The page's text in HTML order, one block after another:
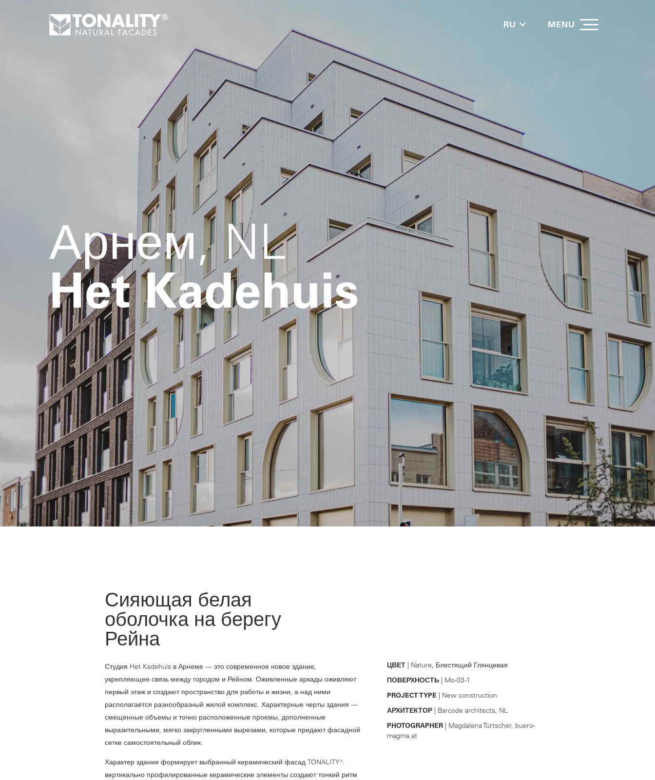
RU MENU
Арнем, NL
Het Kadehuis
Сияющая белая
оболочка на берегу
Рейна
Студия Het Kadehuis в Арнеме — это современное новое здание,
укрепляющее связь между городом и Рейном. Оживленные аркады оживляют
первый этаж и создают пространство для работы и жизни, а над ними
располагается разнообразный жилой комплекс. Характерные черты здания —
смещенные объемы и точно расположенные проемы, дополненные
выразительными, мягко закругленными вырезами, которые придают фасадной
сетке самостоятельный облик.
Характер здания формирует выбранный керамический фасад TONALITY®:
вертикально профилированные керамические элементы создают тонкий ритм
ЦВЕТ| Nature, Блестящий Глянцевая
ПОВЕРХНОСТЬ| Mo-03-1
PROJECT TYPE | New construction
АРХИТЕКТОР| Barcode architects, NL
PHOTOGRAPHER| Magdalena Türtscher, buero-
magma.at